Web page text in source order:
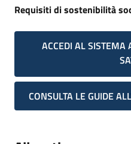
Requisiti di sostenibilità
ACCEDI AL SISTEMA
CONSULTA LE GUIDE